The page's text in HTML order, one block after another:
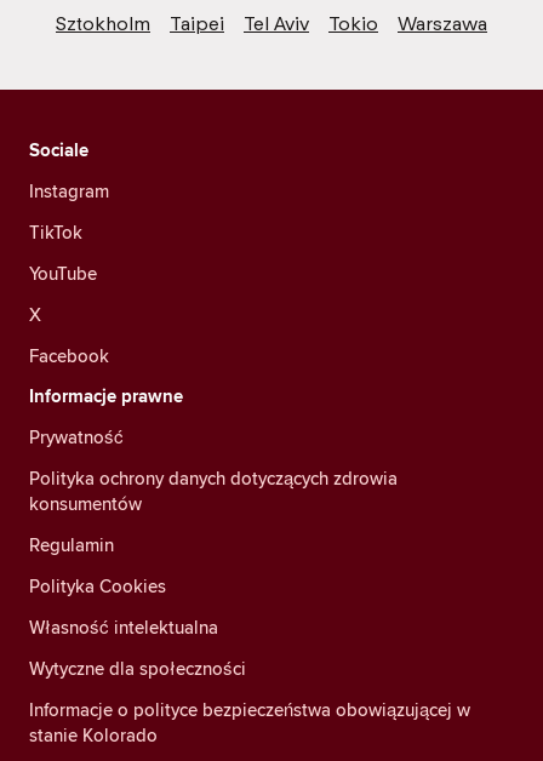
Sztokholm
Taipei Tel Aviv Tokio Warszawa
Sociale
Instagram
TikTok
YouTube
X
Facebook
Informacje prawne
Prywatność
Polityka ochrony danych dotyczących zdrowia
konsumentów
Regulamin
Polityka Cookies
Własność intelektualna
Wytyczne dla społeczności
Informacje o polityce bezpieczeństwa obowiązującej w
stanie Kolorado